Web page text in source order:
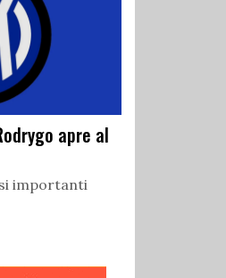
apre al
importanti